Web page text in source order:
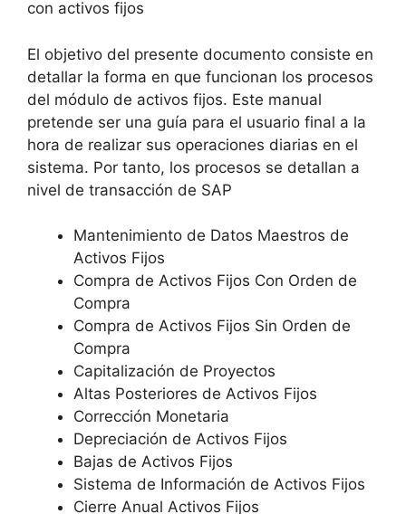
con activos fijos
El objetivo del presente documento consiste en
detallar la forma en que funcionan los procesos
del módulo de activos fijos. Este manual
pretende ser una guía para el usuario final a la
hora de realizar sus operaciones diarias en el
sistema. Por tanto, los procesos se detallan a
nivel de transacción de SAP
Mantenimiento de Datos Maestros de
Activos Fijos
Compra de Activos Fijos Con Orden de
Compra
Compra de Activos Fijos Sin Orden de
Compra
Capitalización de Proyectos
Altas Posteriores de Activos Fijos
Corrección Monetaria
Depreciación de Activos Fijos
Bajas de Activos Fijos
Sistema de Información de Activos Fijos
Cierre Anual Activos Fijos